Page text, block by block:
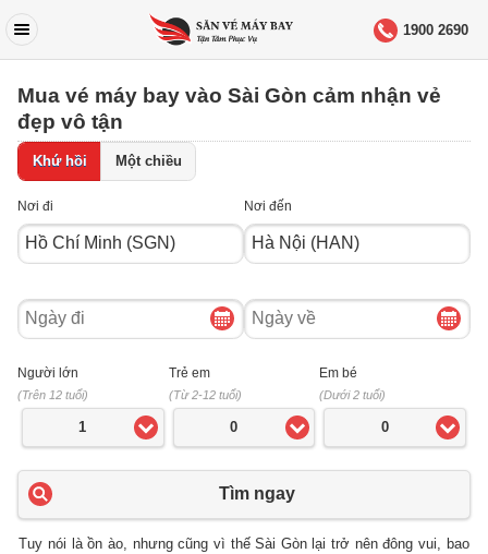
1900 2690
Mua vé máy bay vào Sài Gòn cảm nhận vẻ
đẹp vô tận
Khứ hồi Một chiều
Nơi đi Nơi đến
Ngày
đi
Ngày
về
Người lớn
(Trên 12 tuổi)
1
Trẻ em
(Từ 2-12 tuổi)
0
Em bé
(Dưới 2 tuổi)
0
Tìm ngay
Tuy nói là ồn ào, nhưng cũng vì thế Sài Gòn lại trở nên đông vui, bao